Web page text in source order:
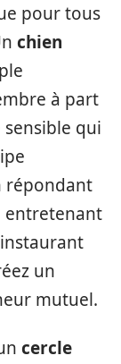
pour tous
chien
à part
qui
répondant
entretenant
un
mutuel.
cercle